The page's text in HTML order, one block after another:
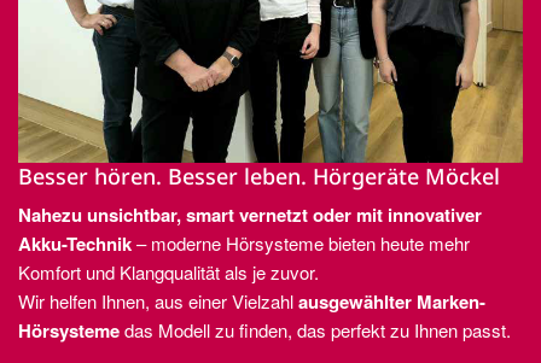
Besser hören. Besser leben. Hörgeräte Möckel
Nahezu unsichtbar, smart vernetzt oder mit innovativer
Akku-Technik– moderne Hörsysteme bieten heute mehr
Komfort und Klangqualität als je zuvor.
Wir helfen Ihnen, aus einer Vielzahlausgewählter Marken-
Hörsystemedas Modell zu finden, das perfekt zu Ihnen passt.